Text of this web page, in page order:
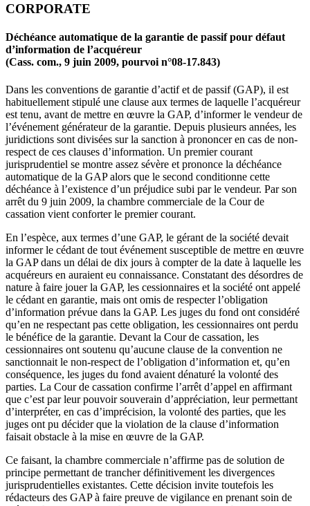
CORPORATE
Déchéance automatique de la garantie de passif pour défaut
d’information de l’acquéreur
(Cass. com., 9 juin 2009, pourvoi n°08-17.843)
Dans les conventions de garantie d’actif et de passif (GAP), il est
habituellement stipulé une clause aux termes de laquelle l’acquéreur
est tenu, avant de mettre en œuvre la GAP, d’informer le vendeur de
l’événement générateur de la garantie. Depuis plusieurs années, les
juridictions sont divisées sur la sanction à prononcer en cas de non-
respect de ces clauses d’information. Un premier courant
jurisprudentiel se montre assez sévère et prononce la déchéance
automatique de la GAP alors que le second conditionne cette
déchéance à l’existence d’un préjudice subi par le vendeur. Par son
arrêt du 9 juin 2009, la chambre commerciale de la Cour de
cassation vient conforter le premier courant.
En l’espèce, aux termes d’une GAP, le gérant de la société devait
informer le cédant de tout événement susceptible de mettre en œuvre
la GAP dans un délai de dix jours à compter de la date à laquelle les
acquéreurs en auraient eu connaissance. Constatant des désordres de
nature à faire jouer la GAP, les cessionnaires et la société ont appelé
le cédant en garantie, mais ont omis de respecter l’obligation
d’information prévue dans la GAP. Les juges du fond ont considéré
qu’en ne respectant pas cette obligation, les cessionnaires ont perdu
le bénéfice de la garantie. Devant la Cour de cassation, les
cessionnaires ont soutenu qu’aucune clause de la convention ne
sanctionnait le non-respect de l’obligation d’information et, qu’en
conséquence, les juges du fond avaient dénaturé la volonté des
parties. La Cour de cassation confirme l’arrêt d’appel en affirmant
que c’est par leur pouvoir souverain d’appréciation, leur permettant
d’interpréter, en cas d’imprécision, la volonté des parties, que les
juges ont pu décider que la violation de la clause d’information
faisait obstacle à la mise en œuvre de la GAP.
Ce faisant, la chambre commerciale n’affirme pas de solution de
principe permettant de trancher définitivement les divergences
jurisprudentielles existantes. Cette décision invite toutefois les
rédacteurs des GAP à faire preuve de vigilance en prenant soin de